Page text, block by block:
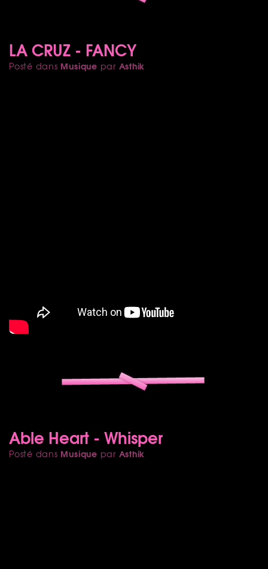
LA CRUZ - FANCY
Posté dans Musique par Asthik
Able Heart - Whisper
Posté dans Musique par Asthik